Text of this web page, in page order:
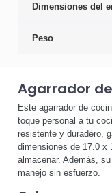
Dimensiones del
Peso
Agarrador
Este agarrador de
toque personal a tu
resistente y duradero,
dimensiones de 17.0 x
almacenar. Además,
manejo sin esfuerzo.